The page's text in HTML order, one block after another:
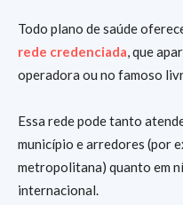
Todo plano de saúde
rede credenciada, que
operadora ou no famoso
Essa rede pode tanto
município e arredores (por
metropolitana) quanto em
internacional.